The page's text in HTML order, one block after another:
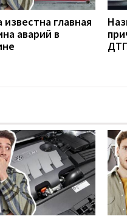
известна главная
аварий в